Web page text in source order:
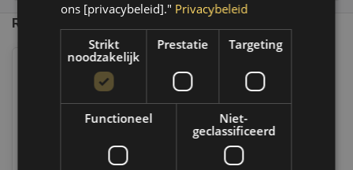
Recent bekeken
ons [privacybeleid]." Privacybeleid
Strikt
noodzakelijk
Prestatie Targeting
Functioneel
Niet-
geclassificeerd